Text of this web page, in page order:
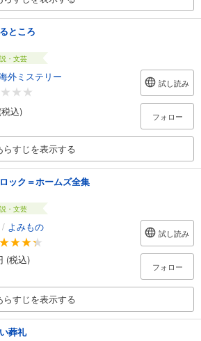
ところ
・文芸
外ミステリー
込)
試し読み
フォロー
らすじを表示する
ック＝ホームズ全集
・文芸
/ よみもの
(税込)
試し読み
フォロー
らすじを表示する
葬礼